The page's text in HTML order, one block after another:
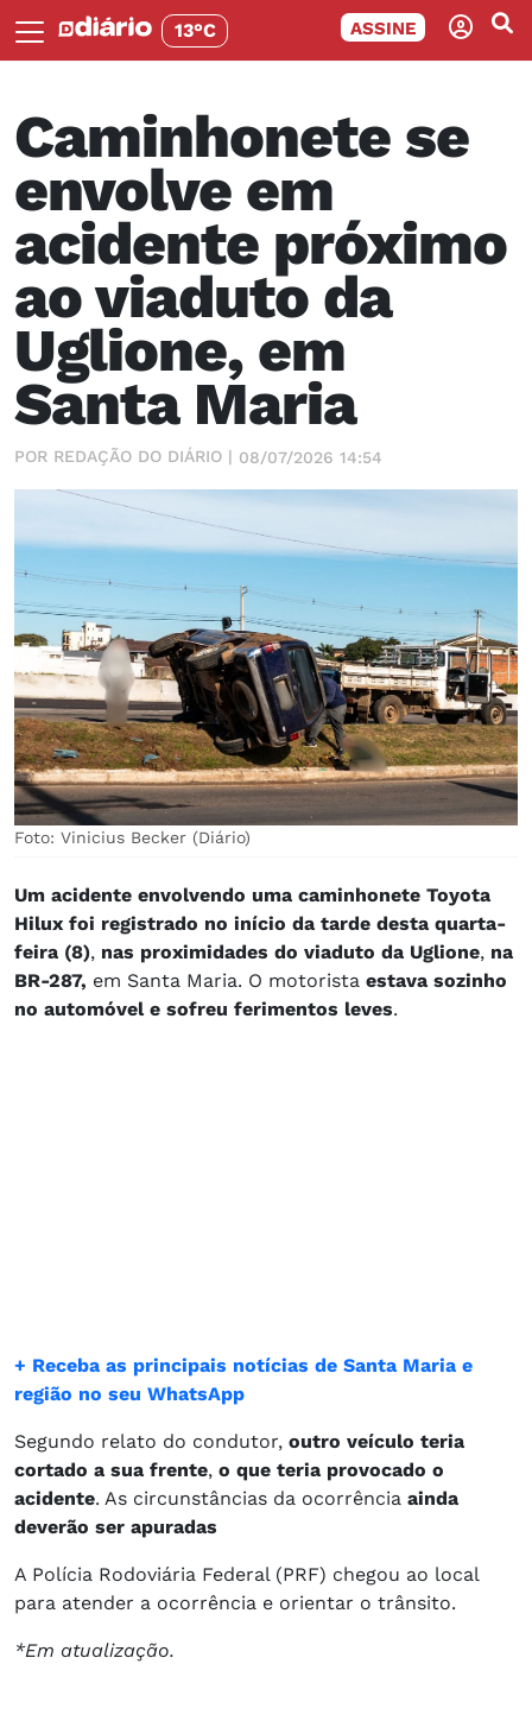
13°C ASSINE
Caminhonete se
envolve em
acidente próximo
ao viaduto da
Uglione, em
Santa Maria
POR REDAÇÃO DO DIÁRIO | 08/07/2026 14:54
Foto: Vinicius Becker (Diário)
Um acidente envolvendo uma caminhonete Toyota
Hilux foi registrado no início da tarde desta quarta-
feira (8), nas proximidades do viaduto da Uglione, ​ na
BR-287, em Santa Maria. O motorista estava sozinho
no automóvel e sofreu ferimentos leves.
+ Receba as principais notícias de Santa Maria e
região no seu WhatsApp
Segundo relato do condutor, outro veículo teria
cortado a sua frente, o que teria provocado o
acidente. As circunstâncias da ocorrência ainda
deverão ser apuradas
A Polícia Rodoviária Federal (PRF) chegou ao local
para atender a ocorrência e orientar o trânsito.
*Em atualização.